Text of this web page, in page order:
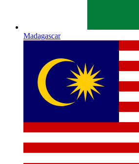
Madagascar